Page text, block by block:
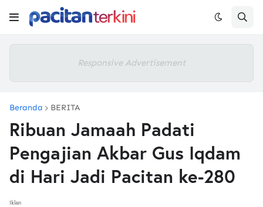
Responsive Advertisement
Beranda BERITA
Ribuan Jamaah Padati
Pengajian Akbar Gus Iqdam
di Hari Jadi Pacitan ke-280
Iklan